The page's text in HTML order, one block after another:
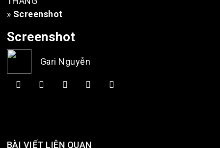
» Screenshot
Screenshot
Gari Nguyễn
BÀI VIẾT LIÊN QUAN